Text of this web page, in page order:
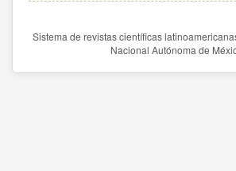
Sistema de revistas científicas
Nacional Autónoma de